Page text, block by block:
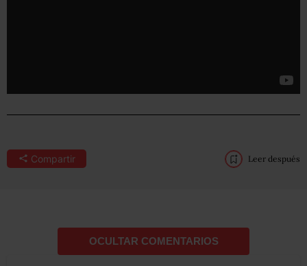
Compartir Leer después
OCULTAR COMENTARIOS